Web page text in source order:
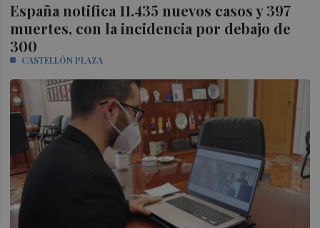
España notifica 11.435 nuevos casos y 397
muertes, con la incidencia por debajo de
300
CASTELLÓN PLAZA